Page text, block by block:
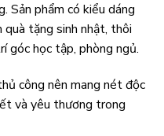
Sản phẩm có kiểu dáng
tặng sinh nhật, thôi
góc học tập, phòng ngủ.
công nên mang nét độc
và yêu thương trong